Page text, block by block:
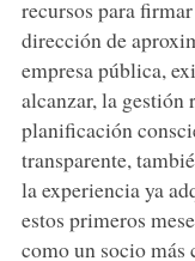
recursos para
dirección de
empresa pública,
alcanzar, la gestión
planificación
transparente,
la experiencia ya
estos primeros
como un socio más